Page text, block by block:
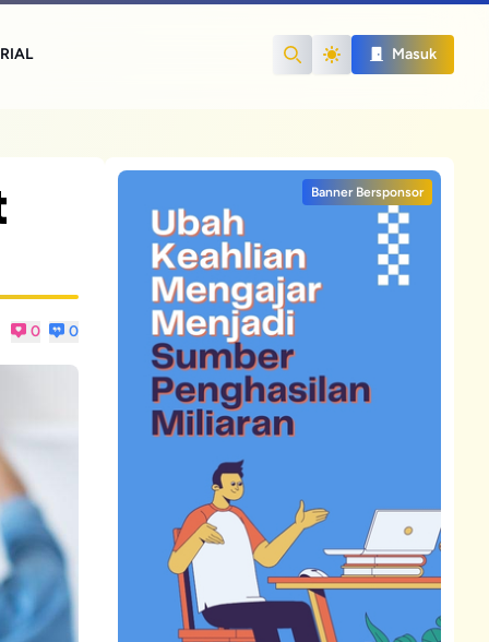
Search
Masuk
0 0
Banner Bersponsor